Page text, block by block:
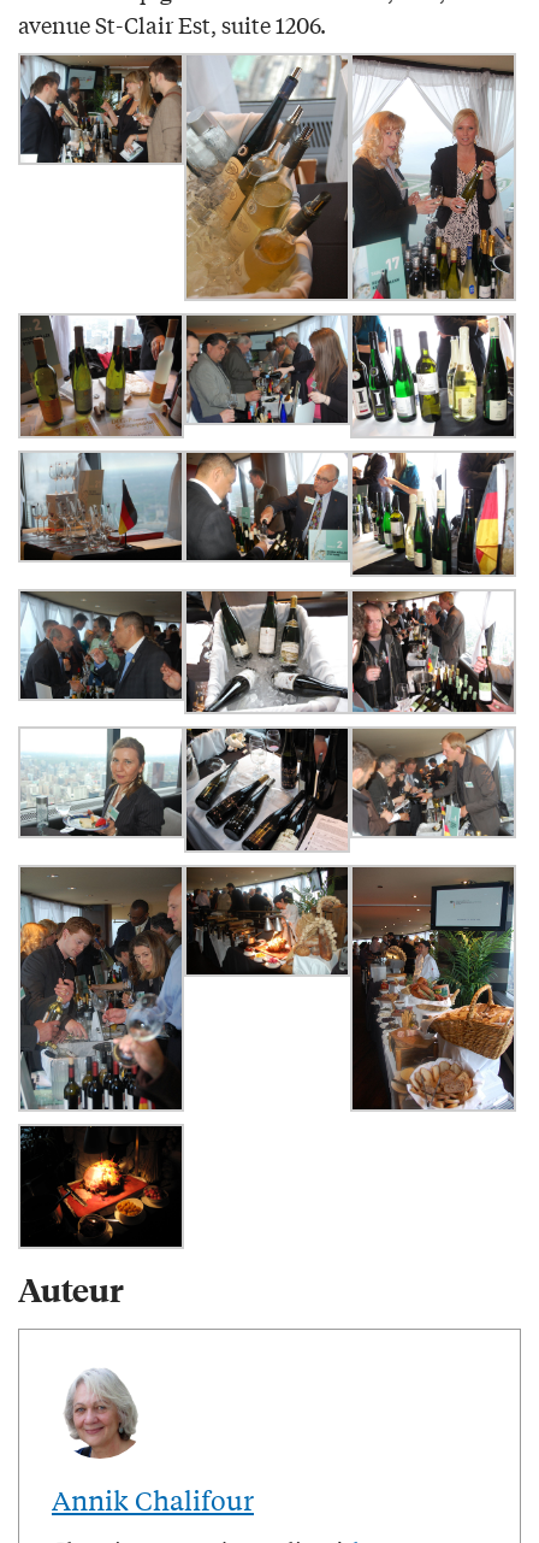
avenue St-Clair Est, suite 1206.
Auteur
Annik Chalifour